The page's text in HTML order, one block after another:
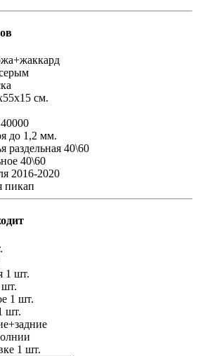
см.
до 1,2 мм.
раздельная 40\60
40\60
2016-2020
пикап
1 шт.
шт.
1 шт.
шт.
1 шт.